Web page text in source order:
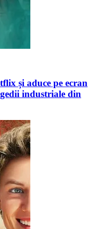
și aduce pe ecran
industriale din